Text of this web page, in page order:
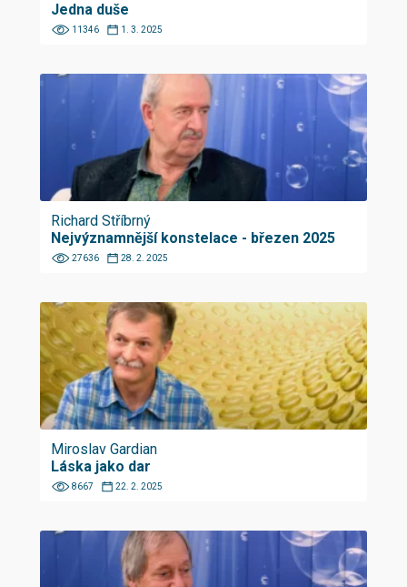
Jedna duše
11346 1. 3. 2025
Richard Stříbrný
Nejvýznamnější konstelace - březen 2025
27636 28. 2. 2025
Miroslav Gardian
Láska jako dar
8667 22. 2. 2025